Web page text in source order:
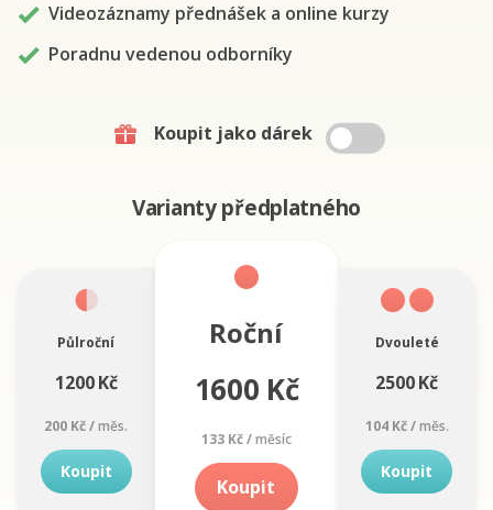
Videozáznamy přednášek a online kurzy
Poradnu vedenou odborníky
Koupit jako dárek
Varianty předplatného
Půlroční
1200 Kč
200 Kč /měs.
Koupit
Roční
1600 Kč
133 Kč /měsíc
Koupit
Dvouleté
2500 Kč
104 Kč /měs.
Koupit